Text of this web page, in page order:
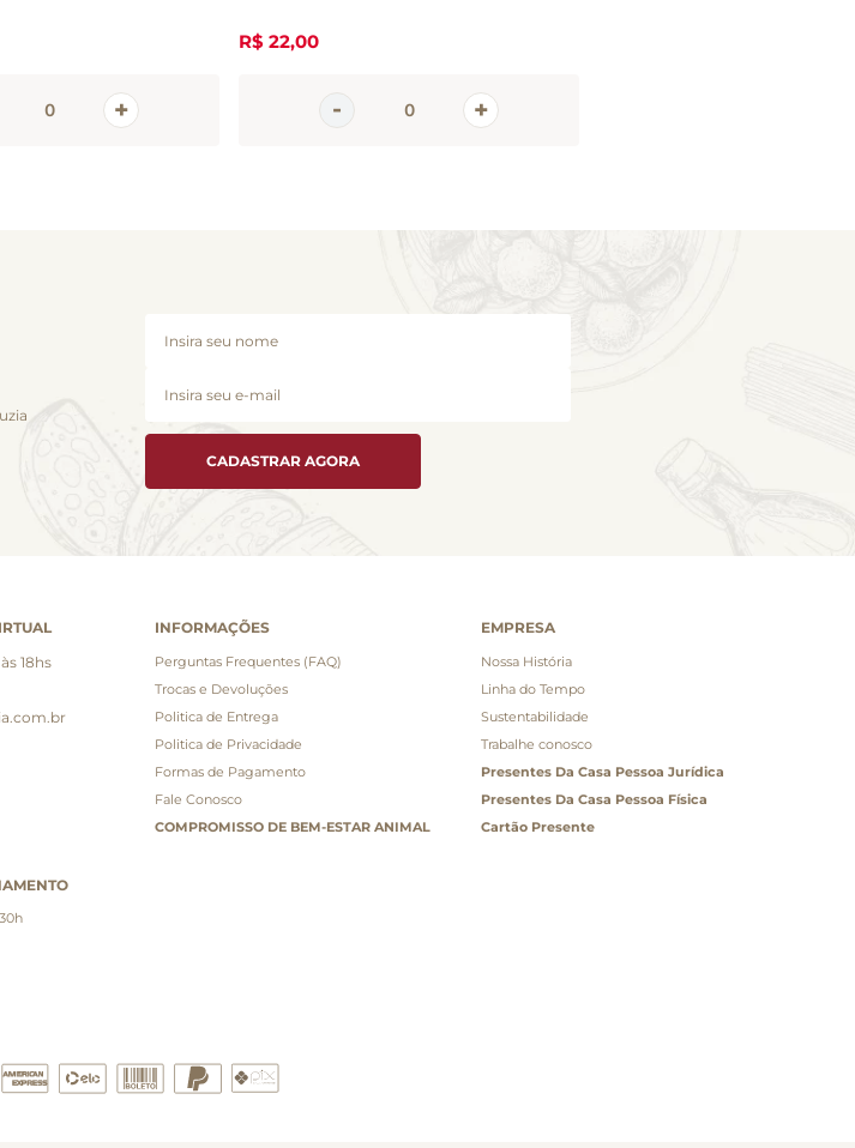
R$ 22,00
CADASTRAR AGORA
18hs
INFORMAÇÕES
Perguntas Frequentes (FAQ)
Trocas e Devoluções
Politica de Entrega
Politica de Privacidade
Formas de Pagamento
Fale Conosco
COMPROMISSO DE BEM-ESTAR ANIMAL
EMPRESA
Nossa História
Linha do Tempo
Sustentabilidade
Trabalhe conosco
Presentes Da Casa Pessoa Jurídica
Presentes Da Casa Pessoa Física
Cartão Presente